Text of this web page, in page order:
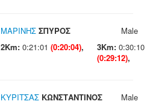
ΜΑΡΙΝΗΣ ΣΠΥΡΟΣ
Male
2Km: 0:21:01 (0:20:04), 3Km: 0:30:10
(0:29:12),
ΚΥΡΙΤΣΑΣ ΚΩΝΣΤΑΝΤΙΝΟΣ
Male